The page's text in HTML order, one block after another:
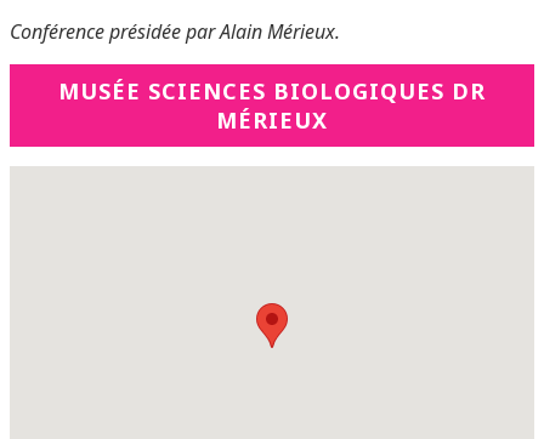
Conférence présidée par Alain Mérieux.
MUSÉE SCIENCES BIOLOGIQUES DR
MÉRIEUX